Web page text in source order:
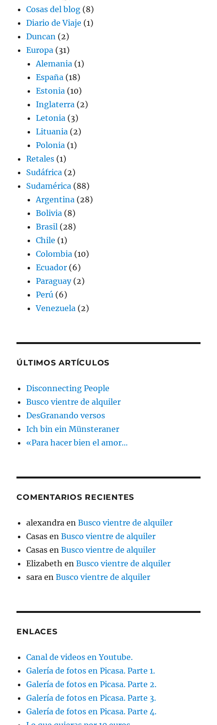
Cosas del blog (8)
Diario de Viaje (1)
Duncan (2)
Europa (31)
Alemania (1)
España (18)
Estonia (10)
Inglaterra (2)
Letonia (3)
Lituania (2)
Polonia (1)
Retales (1)
Sudáfrica (2)
Sudamérica (88)
Argentina (28)
Bolivia (8)
Brasil (28)
Chile (1)
Colombia (10)
Ecuador (6)
Paraguay(2)
Perú (6)
Venezuela (2)
ÚLTIMOS ARTÍCULOS
Disconnecting People
Busco vientre de alquiler
DesGranando versos
Ich bin ein Münsteraner
«Para hacer bien el amor…
COMENTARIOS RECIENTES
alexandra enBusco vientre de alquiler
Casas enBusco vientre de alquiler
Casas enBusco vientre de alquiler
Elizabeth enBusco vientre de alquiler
sara enBusco vientre de alquiler
ENLACES
Canal de videos en Youtube.
Galería de fotos en Picasa. Parte 1.
Galería de fotos en Picasa. Parte 2.
Galería de fotos en Picasa. Parte 3.
Galería de fotos en Picasa. Parte 4.